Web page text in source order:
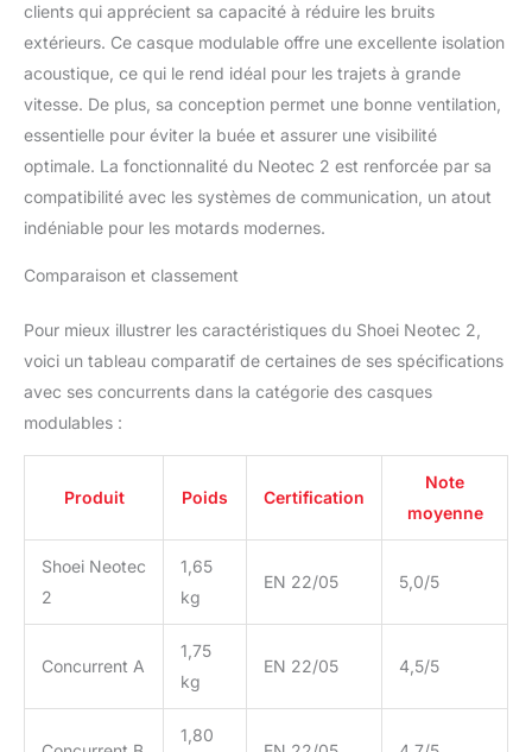
clients qui apprécient sa capacité à réduire les bruits
extérieurs. Ce casque modulable offre une excellente isolation
acoustique, ce qui le rend idéal pour les trajets à grande
vitesse. De plus, sa conception permet une bonne ventilation,
essentielle pour éviter la buée et assurer une visibilité
optimale. La fonctionnalité du Neotec 2 est renforcée par sa
compatibilité avec les systèmes de communication, un atout
indéniable pour les motards modernes.
Comparaison et classement
Pour mieux illustrer les caractéristiques du Shoei Neotec 2,
voici un tableau comparatif de certaines de ses spécifications
avec ses concurrents dans la catégorie des casques
modulables :
Produit Poids Certification
Note
moyenne
Shoei Neotec
2
1,65
kg
EN 22/05 5,0/5
Concurrent A
1,75
kg
EN 22/05 4,5/5
1,80